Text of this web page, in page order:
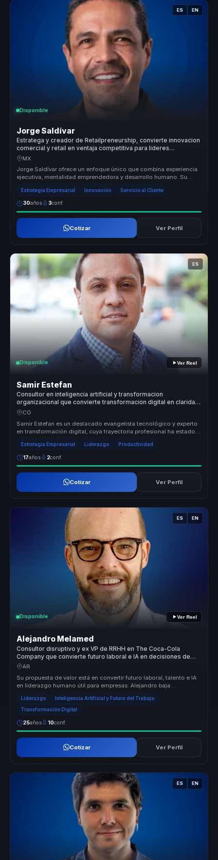
ES EN
Disponible
Jorge Saldívar
Estratega y creador de Retailpreneurship, convierte innovacion
comercial y retail en ventaja competitiva para lideres
empresariales.
MX
Jorge Saldívar ofrece un enfoque único que combina experiencia
ejecutiva, mentalidad emprendedora y desarrollo humano. Su
metodología Ret...
Estrategia Empresarial Innovación Servicio al Cliente
30años 3conf.
Cotizar Ver Perfil
ES
Disponible Ver Reel
Samir Estefan
Consultor en inteligencia artificial y transformacion
organizacional que convierte transformacion digital en claridad
y ejecucion para directivos y empresas.
CO
Samir Estefan es un destacado evangelista tecnológico y experto
en transformación digital, cuya trayectoria profesional ha estado
marcada...
Estrategia Empresarial Liderazgo Productividad
17años 2conf.
Cotizar Ver Perfil
ES EN
Disponible Ver Reel
Alejandro Melamed
Consultor disruptivo y ex VP de RRHH en The Coca-Cola
Company que convierte futuro laboral e IA en decisiones de
negocio.
AR
Su propuesta de valor está en convertir futuro laboral, talento e IA
en liderazgo humano útil para empresas. Alejandro baja
tendencias y ...
Liderazgo Inteligencia Artificial y Futuro del Trabajo
Transformación Digital
25años 10conf.
Cotizar Ver Perfil
ES EN